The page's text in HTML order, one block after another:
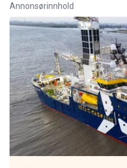
Annonsørinnhold